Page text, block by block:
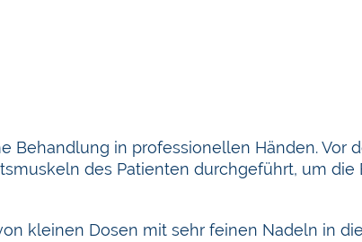
Behandlung in professionellen Händen. Vor
des Patienten durchgeführt, um
kleinen Dosen mit sehr feinen Nadeln in